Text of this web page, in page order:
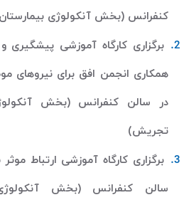
کنفرانس (بخش آنکولوژی
برگزاری کارگاه آموزشی
همکاری انجمن افق برای نیروهای
در سالن کنفرانس (بخش
تجریش)
برگزاری کارگاه آموزشی ارتباط
سالن کنفرانس (بخش